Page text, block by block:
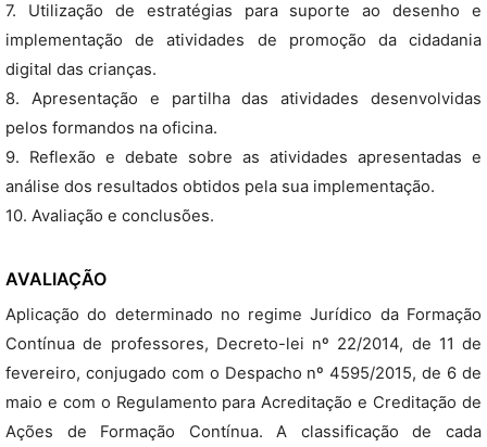
7. Utilização de estratégias para suporte ao desenho e
implementação de atividades de promoção da cidadania
digital das crianças.
8. Apresentação e partilha das atividades desenvolvidas
pelos formandos na oficina.
9. Reflexão e debate sobre as atividades apresentadas e
análise dos resultados obtidos pela sua implementação.
10. Avaliação e conclusões.
AVALIAÇÃO
Aplicação do determinado no regime Jurídico da Formação
Contínua de professores, Decreto-lei nº 22/2014, de 11 de
fevereiro, conjugado com o Despacho nº 4595/2015, de 6 de
maio e com o Regulamento para Acreditação e Creditação de
Ações de Formação Contínua. A classificação de cada